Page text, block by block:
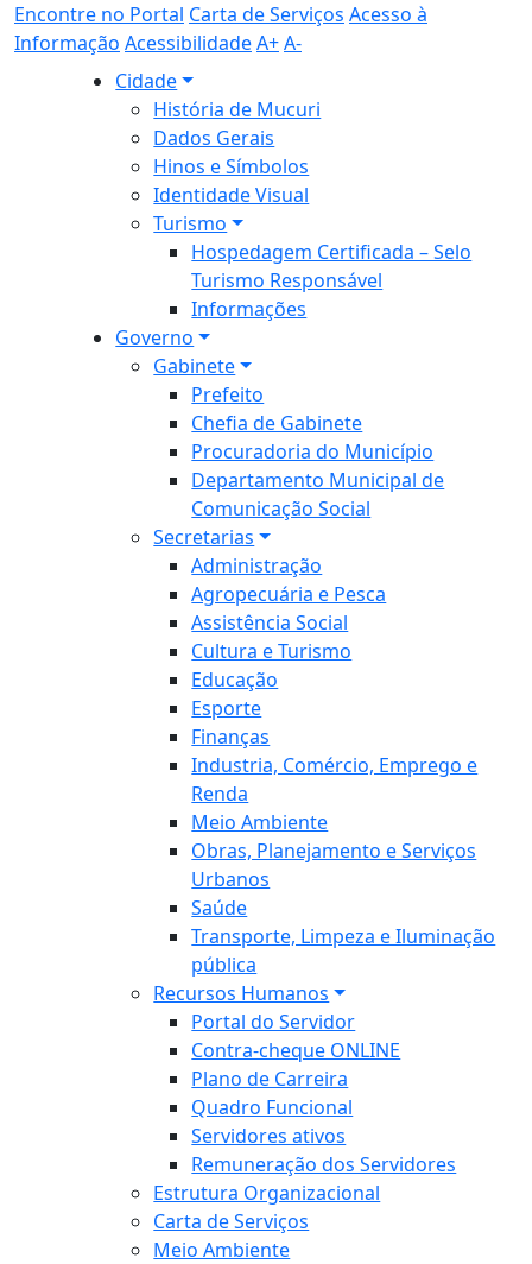
Encontre no Portal Carta de Serviços Acesso à
Informação AcessibilidadeA+A-
Cidade
História de Mucuri
Dados Gerais
Hinos e Símbolos
Identidade Visual
Turismo
Hospedagem Certificada – Selo
Turismo Responsável
Informações
Governo
Gabinete
Prefeito
Chefia de Gabinete
Procuradoria do Município
Departamento Municipal de
Comunicação Social
Secretarias
Administração
Agropecuária e Pesca
Assistência Social
Cultura e Turismo
Educação
Esporte
Finanças
Industria, Comércio, Emprego e
Renda
Meio Ambiente
Obras, Planejamento e Serviços
Urbanos
Saúde
Transporte, Limpeza e Iluminação
pública
Recursos Humanos
Portal do Servidor
Contra-cheque ONLINE
Plano de Carreira
Quadro Funcional
Servidores ativos
Remuneração dos Servidores
Estrutura Organizacional
Carta de Serviços
Meio Ambiente